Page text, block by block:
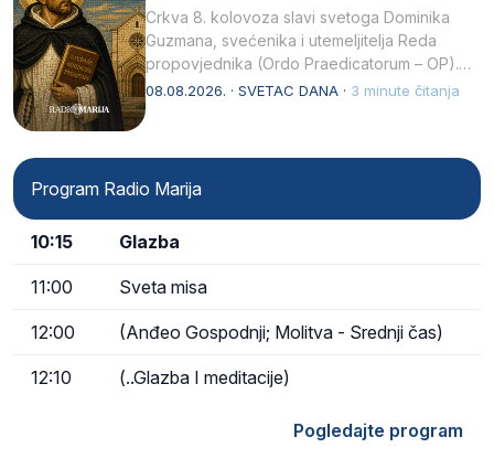
Crkva 8. kolovoza slavi svetoga Dominika
Guzmana, svećenika i utemeljitelja Reda
propovjednika (Ordo Praedicatorum – OP).
Svojim životom, dubokom ljubavlju prema
08.08.2026. · SVETAC DANA · 3 minute čitanja
Program Radio Marija
10:15 Glazba
11:00 Sveta misa
12:00 (Anđeo Gospodnji; Molitva - Srednji čas)
12:10 (..Glazba I meditacije)
Pogledajte program